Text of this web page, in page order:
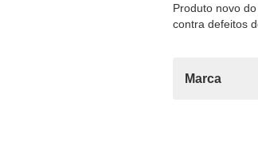
Produto novo
contra defeitos
Marca